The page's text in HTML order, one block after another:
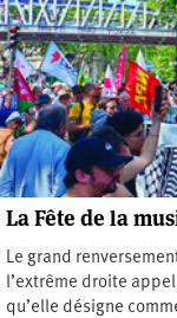
La Fête de la
Le grand
l’extrême droite
qu’elle désigne